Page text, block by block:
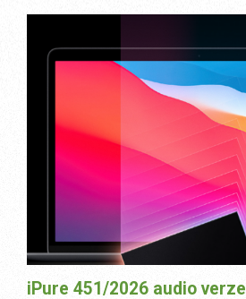
iPure 451/2026 audio verze